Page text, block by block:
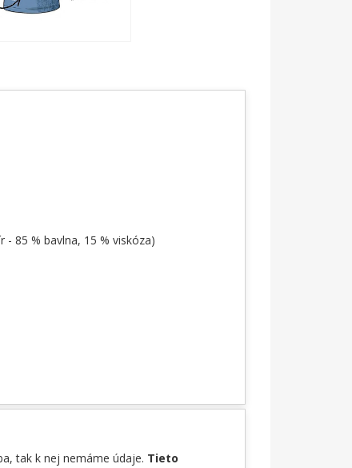
- 85 % bavlna, 15 % viskóza)
tak k nej nemáme údaje. Tieto